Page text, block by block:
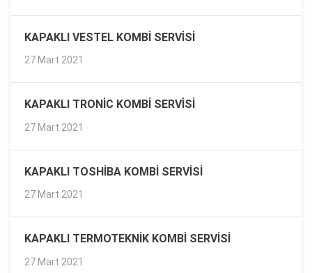
KAPAKLI VESTEL KOMBI SERVISI
27 Mart 2021
KAPAKLI TRONIC KOMBI SERVISI
27 Mart 2021
KAPAKLI TOSHIBA KOMBI SERVISI
27 Mart 2021
KAPAKLI TERMOTEKNIK KOMBI SERVISI
27 Mart 2021